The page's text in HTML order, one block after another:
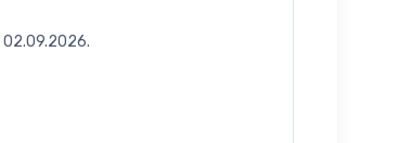
02.09.2026.